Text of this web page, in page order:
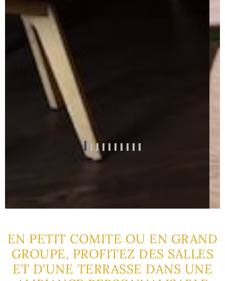
EN PETIT COMITE OU EN GRAND
GROUPE, PROFITEZ DES SALLES
ET D'UNE TERRASSE DANS UNE